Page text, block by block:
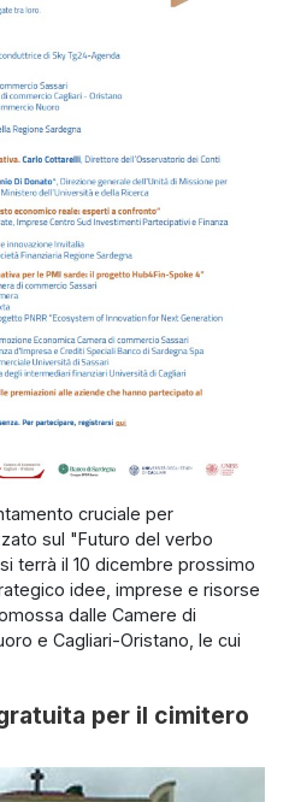
cruciale per
sul "Futuro del verbo
terrà il 10 dicembre prossimo
idee, imprese e risorse
dalle Camere di
e Cagliari-Oristano, le cui
per il cimitero